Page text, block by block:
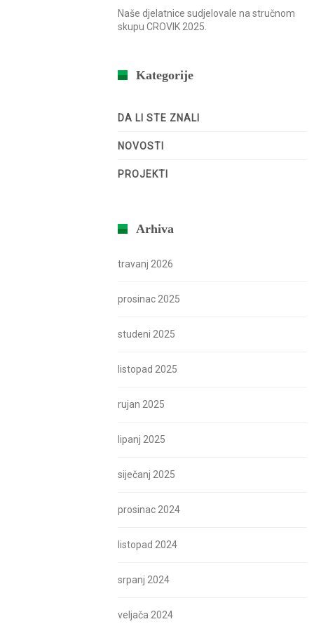
Naše djelatnice sudjelovale na stručnom
skupu CROVIK 2025.
Kategorije
DA LI STE ZNALI
NOVOSTI
PROJEKTI
Arhiva
travanj 2026
prosinac 2025
studeni 2025
listopad 2025
rujan 2025
lipanj 2025
siječanj 2025
prosinac 2024
listopad 2024
srpanj 2024
veljača 2024